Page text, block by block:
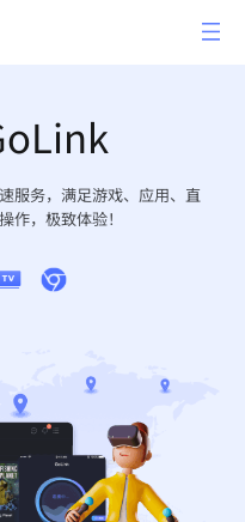
服务，满足游戏、应用、直
作，极致体验！